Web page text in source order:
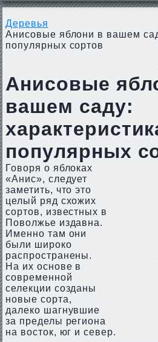
Деревья
Анисовые яблони в вашем
популярных сортов
Анисовые
вашем саду:
популярных
Говоря о яблоках
«Анис», следует
заметить, что это
целый ряд схожих
сортов, известных в
Поволжье издавна.
Именно там они
были широко
распространены.
На их основе в
современной
селекции созданы
новые сорта,
далеко шагнувшие
за пределы региона
на восток, юг и север.